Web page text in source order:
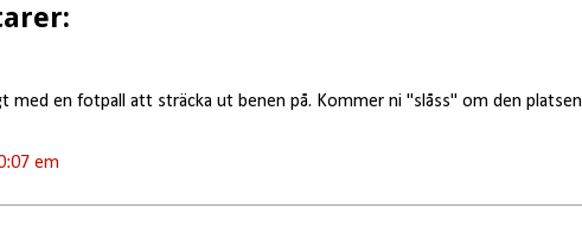
med en fotpall att sträcka ut benen på. Kommer ni "slåss" om den platsen
em